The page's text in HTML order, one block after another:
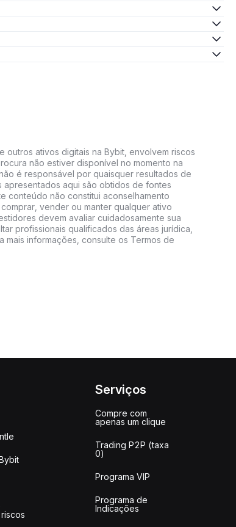
outros ativos digitais na Bybit, envolvem riscos
não estiver disponível no momento na
é responsável por quaisquer resultados de
aqui são obtidos de fontes
conteúdo não constitui aconselhamento
vender ou manter qualquer ativo
devem avaliar cuidadosamente sua
profissionais qualificados das áreas jurídica,
mais informações, consulte os Termos de
Serviços
Compre com
apenas um clique
Trading P2P (taxa
0)
Programa VIP
Programa de
Indicações